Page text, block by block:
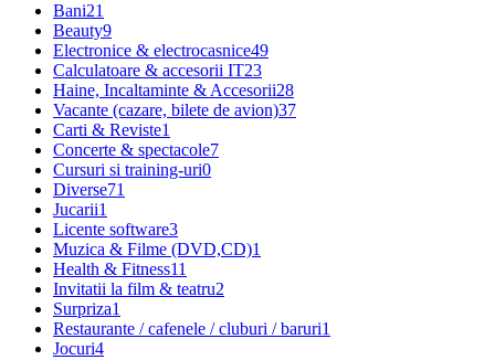
Bani21
Beauty9
Electronice & electrocasnice49
Calculatoare & accesorii IT23
Haine, Incaltaminte & Accesorii28
Vacante (cazare, bilete de avion)37
Carti & Reviste1
Concerte & spectacole7
Cursuri si training-uri0
Diverse71
Jucarii1
Licente software3
Muzica & Filme (DVD,CD)1
Health & Fitness11
Invitatii la film & teatru2
Surpriza1
Restaurante / cafenele / cluburi / baruri1
Jocuri4